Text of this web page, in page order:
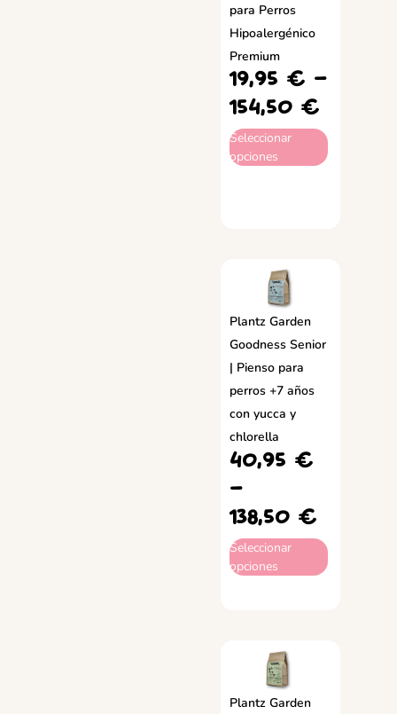
para Perros
Hipoalergénico
Premium
19,95 € -
154,50 €
Seleccionar
opciones
Plantz Garden
Goodness Senior
| Pienso para
perros +7 años
con yucca y
chlorella
40,95 €
-
138,50 €
Seleccionar
opciones
Plantz Garden